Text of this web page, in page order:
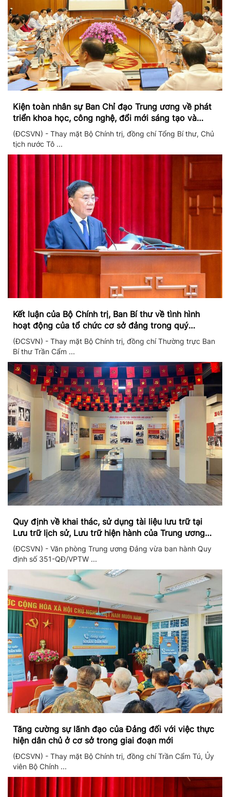
Kiện toàn nhân sự Ban Chỉ đạo Trung ương về phát
triển khoa học, công nghệ, đổi mới sáng tạo và
chuyển đổi số
(ĐCSVN) - Thay mặt Bộ Chính trị, đồng chí Tổng Bí thư, Chủ
tịch nước Tô ...
Kết luận của Bộ Chính trị, Ban Bí thư về tình hình
hoạt động của tổ chức cơ sở đảng trong quý
II/2026
(ĐCSVN) - Thay mặt Bộ Chính trị, đồng chí Thường trực Ban
Bí thư Trần Cẩm ...
Quy định về khai thác, sử dụng tài liệu lưu trữ tại
Lưu trữ lịch sử, Lưu trữ hiện hành của Trung ương
Đảng và Văn phòng Trung ương Đảng
(ĐCSVN) - Văn phòng Trung ương Đảng vừa ban hành Quy
định số 351-QĐ/VPTW ...
Tăng cường sự lãnh đạo của Đảng đối với việc thực
hiện dân chủ ở cơ sở trong giai đoạn mới
(ĐCSVN) - Thay mặt Bộ Chính trị, đồng chí Trần Cẩm Tú, Ủy
viên Bộ Chính ...